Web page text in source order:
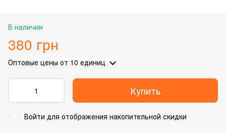
В наличии
380 грн
Оптовые цены от 10 единиц
Купить
Войти для отображения накопительной скидки